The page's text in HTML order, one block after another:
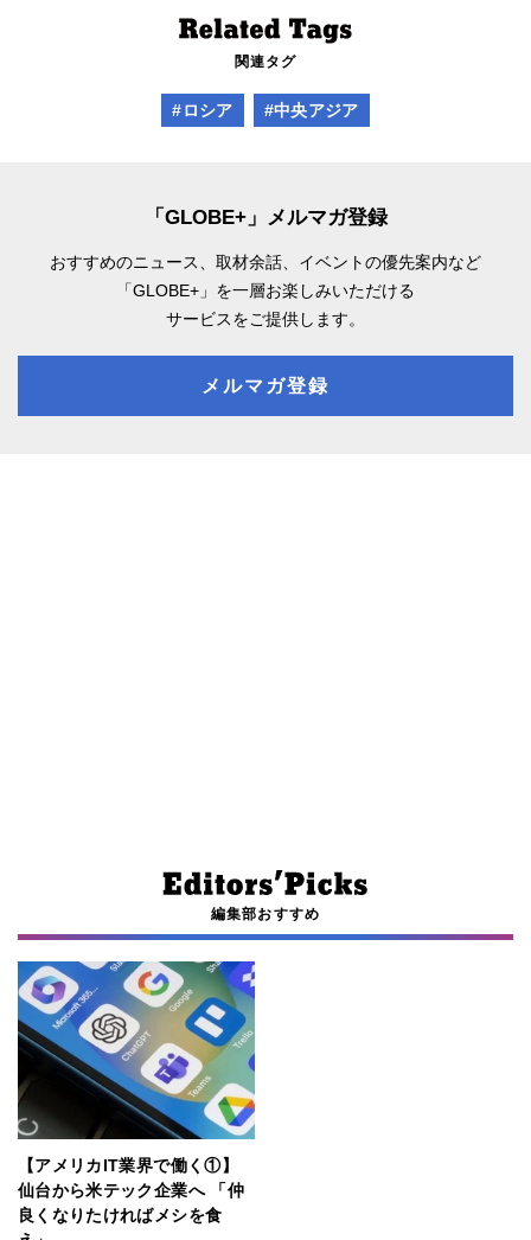
関連タグ
#ロシア #中央アジア
「GLOBE+」メルマガ登録
おすすめのニュース、取材余話、 イベントの優先案内など
「GLOBE+」を一層お楽しみいただける
サービスをご提供します。
メルマガ登録
編集部おすすめ
【アメリカIT業界で働く①】
仙台から米テック企業へ 「仲
良くなりたければメシを食